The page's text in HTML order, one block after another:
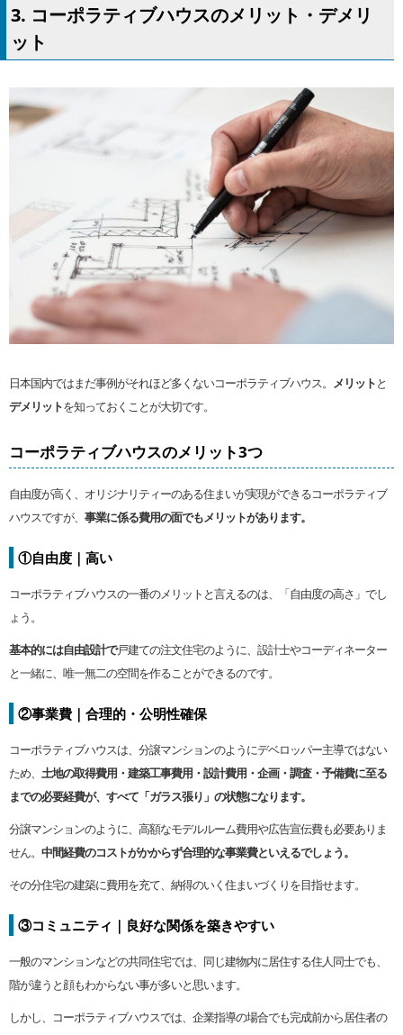
3. コーポラティブハウスのメリット・デメリ
ット
日本国内ではまだ事例がそれほど多くないコーポラティブハウス。 メリットと
デメリットを知っておくことが大切です。
コーポラティブハウスのメリット3つ
自由度が高く、オリジナリティーのある住まいが実現ができるコーポラティブ
ハウスですが、 事業に係る費用の面でもメリットがあります。
①自由度｜高い
コーポラティブハウスの一番のメリットと言えるのは、「自由度の高さ」でし
ょう。
基本的には自由設計で戸建ての注文住宅のように、設計士やコーディネーター
と一緒に、唯一無二の空間を作ることができるのです。
②事業費｜合理的・公明性確保
コーポラティブハウスは、分譲マンションのようにデベロッパー主導ではない
ため、 土地の取得費用・建築工事費用・設計費用・企画・調査・予備費に至る
までの必要経費が、すべて「ガラス張り」の状態になります。
分譲マンションのように、高額なモデルルーム費用や広告宣伝費も必要ありま
せん。 中間経費のコストがかからず合理的な事業費といえるでしょう。
その分住宅の建築に費用を充て、納得のいく住まいづくりを目指せます。
③コミュニティ｜良好な関係を築きやすい
一般のマンションなどの共同住宅では、同じ建物内に居住する住人同士でも、
階が違うと顔もわからない事が多いと思います。
しかし、コーポラティブハウスでは、企業指導の場合でも完成前から居住者の